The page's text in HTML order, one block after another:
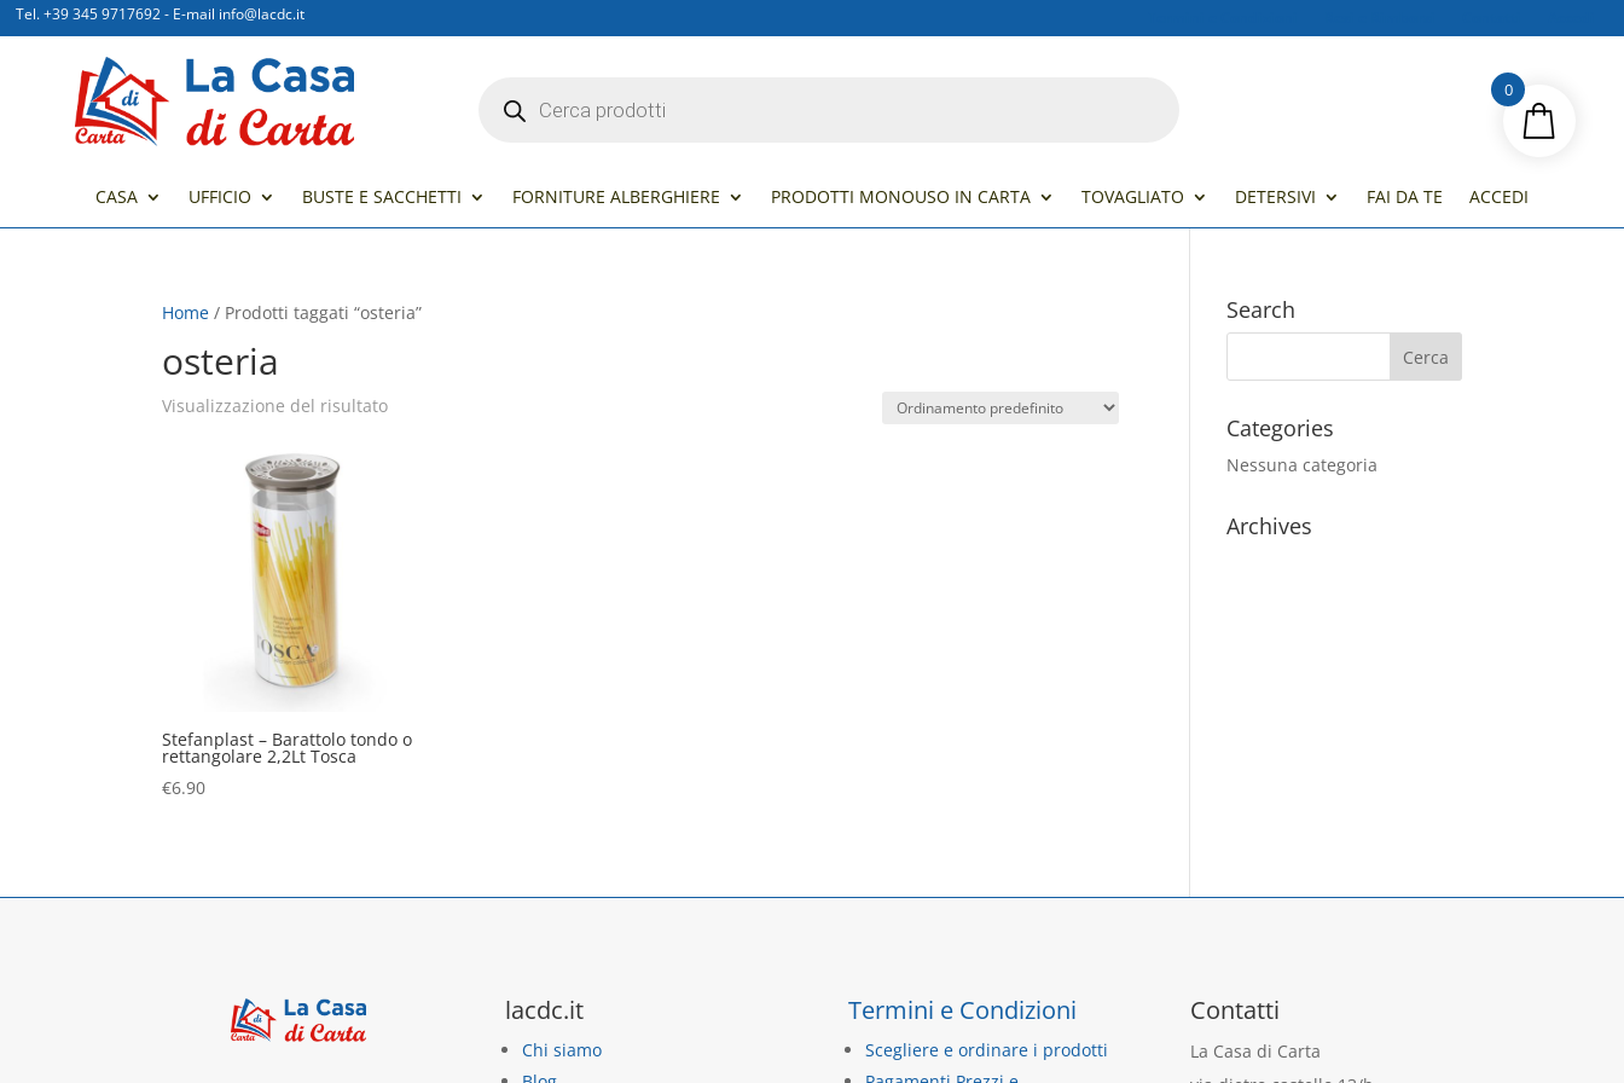
Tel. +39 345 9717692- E-mail info@lacdc.it
search
CASA UFFICIO BUSTE E SACCHETTI FORNITURE ALBERGHIERE PRODOTTI MONOUSO IN CARTA TOVAGLIATO DETERSIVI FAI DA TE ACCEDI
Home / Prodotti taggati “osteria”
osteria
Visualizzazione del risultato
Stefanplast – Barattolo tondo o
rettangolare 2,2Lt Tosca
€6.90
Search
Categories
Nessuna categoria
Archives
lacdc.it
Chi siamo
Termini e Condizioni
Scegliere e ordinare i prodotti
Contatti
La Casa di Carta
0